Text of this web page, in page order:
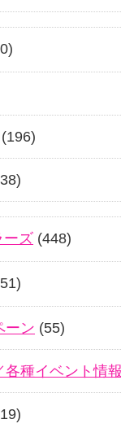
(196)
ーズ (448)
ーン (55)
各種イベント情報